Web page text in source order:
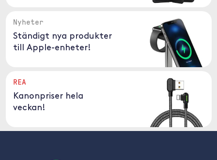
Nyheter
Ständigt nya produkter
till Apple-enheter!
REA
Kanonpriser hela
veckan!